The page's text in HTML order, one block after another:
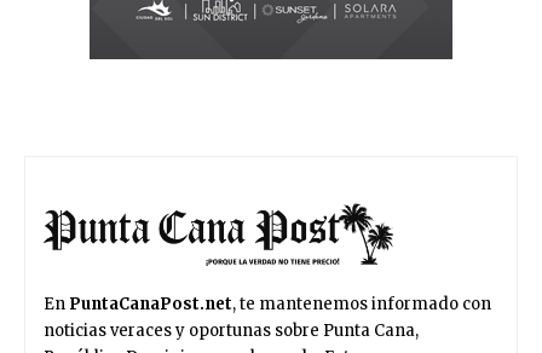
En PuntaCanaPost.net, te mantenemos informado con
noticias veraces y oportunas sobre Punta Cana,